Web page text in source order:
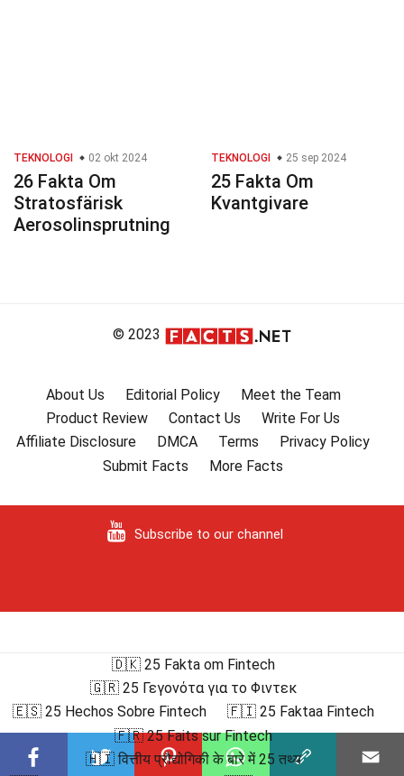
TEKNOLOGI 02 okt 2024
26 Fakta Om
Stratosfärisk
Aerosolinsprutning
TEKNOLOGI 25 sep 2024
25 Fakta Om
Kvantgivare
© 2023
About Us Editorial Policy
Meet the Team
Product Review
Contact Us
Write For Us
Affiliate Disclosure
DMCA Terms
Privacy Policy
Submit Facts
More Facts
Subscribe to our channel
🇩🇰 25 Fakta om Fintech
🇬🇷 25 Γεγονότα για το Φιντεκ
🇪🇸 25 Hechos Sobre Fintech
🇫🇮 25 Faktaa Fintech
🇫🇷 25 Faits sur Fintech
🇭🇮 वित्तीय प्रौद्योगिकी के बारे में 25 तथ्य